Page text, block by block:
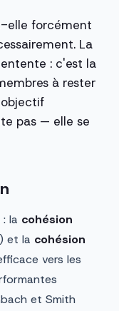
elle forcément
La
: c'est la
à rester
pas — elle se
la cohésion
et la cohésion
vers les
et Smith